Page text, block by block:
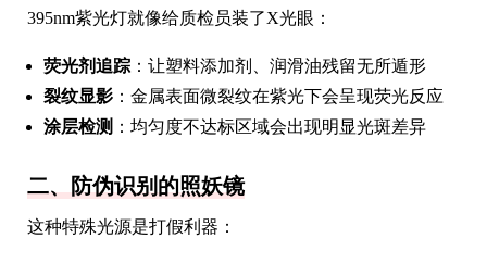
395nm紫光灯就像给质检员装了X光眼：
荧光剂追踪 ：让塑料添加剂、润滑油残留无所遁形
裂纹显影 ：金属表面微裂纹在紫光下会呈现荧光反应
涂层检测 ：均匀度不达标区域会出现明显光斑差异
二、防伪识别的照妖镜
这种特殊光源是打假利器：